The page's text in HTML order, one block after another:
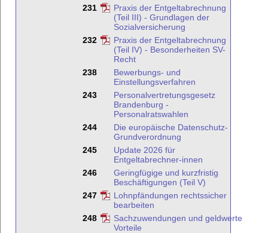
231
Praxis der Entgeltabrechnung
(Teil III) - Grundlagen der
Sozialversicherung
232
Praxis der Entgeltabrechnung
(Teil IV) - Besonderheiten SV-
Recht
238
Bewerbungs- und
Einstellungsverfahren
243
Personalvertretungsgesetz
Brandenburg -
Personalratswahlen
244
Die europäische Datenschutz-
Grundverordnung
245
Update 2026 für
Entgeltabrechner-innen
246
Geringfügige und kurzfristig
Beschäftigungen (Teil V)
247
Lohnpfändungen rechtssicher
bearbeiten
248
Sachzuwendungen und geldwerte
Vorteile